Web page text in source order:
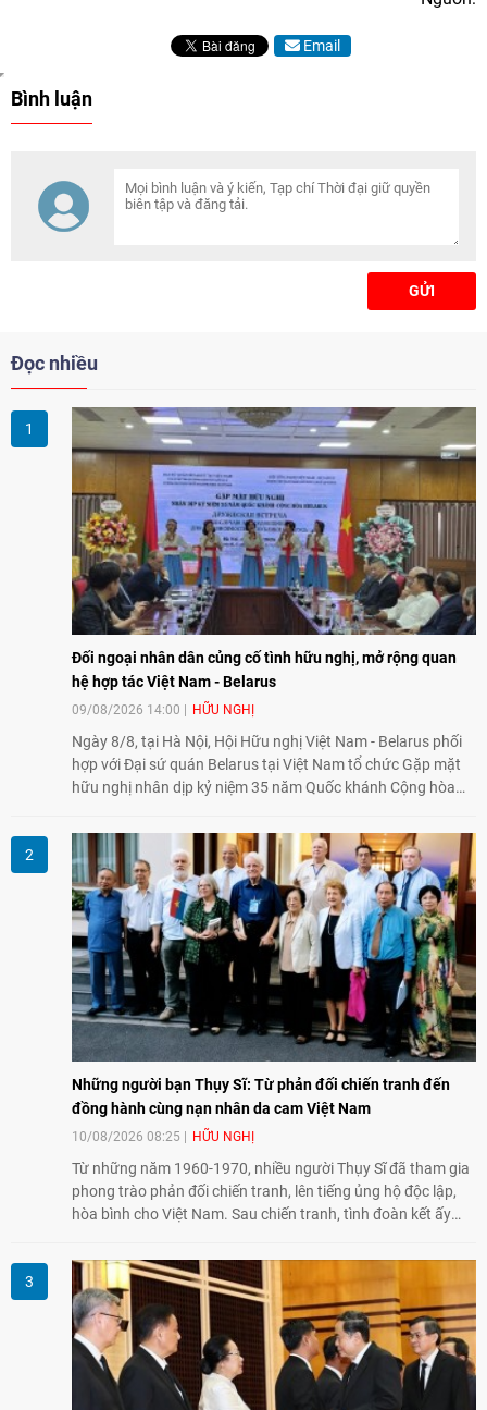
Email
Bình luận
GỬI
Đọc nhiều
Đối ngoại nhân dân củng cố tình hữu nghị, mở rộng quan
hệ hợp tác Việt Nam - Belarus
09/08/2026 14:00 HỮU NGHỊ
Ngày 8/8, tại Hà Nội, Hội Hữu nghị Việt Nam - Belarus phối
hợp với Đại sứ quán Belarus tại Việt Nam tổ chức Gặp mặt
hữu nghị nhân dịp kỷ niệm 35 năm Quốc khánh Cộng hòa
nhân dân trong củng cố tình hữu nghị, mở rộng hợp tác thiết
thực và làm sâu sắc quan hệ Đối tác chiến lược Việt Nam -
Belarus.
Những người bạn Thụy Sĩ: Từ phản đối chiến tranh đến
đồng hành cùng nạn nhân da cam Việt Nam
10/08/2026 08:25 HỮU NGHỊ
Từ những năm 1960-1970, nhiều người Thụy Sĩ đã tham gia
phong trào phản đối chiến tranh, lên tiếng ủng hộ độc lập,
hòa bình cho Việt Nam. Sau chiến tranh, tình đoàn kết ấy
đồng hành với những người còn chịu hậu quả chiến tranh,
trong đó có các nạn nhân chất độc da cam/dioxin.